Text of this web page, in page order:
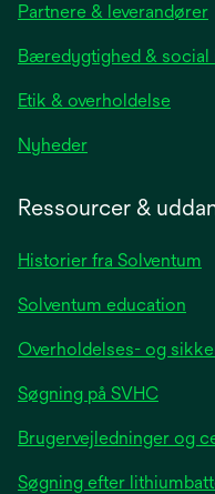
a
new
Partnere & leverandører
Bæredygtighed & social
Etik & overholdelse
Nyhederopens
tab
Ressourcer &
Historier fra Solventum
Solventum education
Overholdelses- og
Søgning på SVHC
Brugervejledninger og
Søgning efter